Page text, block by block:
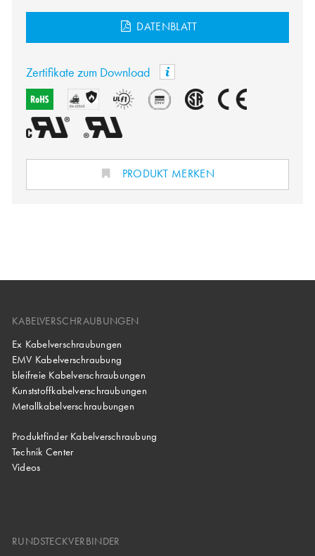
DATENBLATT
Zertifikate zum Download
PRODUKT MERKEN
KABELVERSCHRAUBUNGEN
Ex Kabelverschraubungen
EMV Kabelverschraubung
bleifreie Kabelverschraubungen
Kunststoffkabelverschraubungen
Metallkabelverschraubungen
Produktfinder Kabelverschraubung
Technik Center
Videos
RUNDSTECKVERBINDER